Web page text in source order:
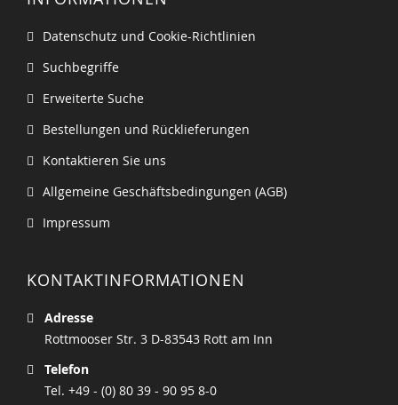
Datenschutz und Cookie-Richtlinien
Suchbegriffe
Erweiterte Suche
Bestellungen und Rücklieferungen
Kontaktieren Sie uns
Allgemeine Geschäftsbedingungen (AGB)
Impressum
KONTAKTINFORMATIONEN
Adresse
Rottmooser Str. 3 D-83543 Rott am Inn
Telefon
Tel. +49 - (0) 80 39 - 90 95 8-0